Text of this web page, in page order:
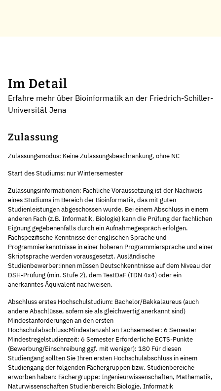
Im Detail
Erfahre mehr über Bioinformatik an der Friedrich-Schiller-
Universität Jena
Zulassung
Zulassungsmodus: Keine Zulassungsbeschränkung, ohne NC
Start des Studiums: nur Wintersemester
Zulassungsinformationen: Fachliche Voraussetzung ist der Nachweis
eines Studiums im Bereich der Bioinformatik, das mit guten
Studienleistungen abgeschossen wurde. Bei einem Abschluss in einem
anderen Fach (z.B. Informatik, Biologie) kann die Prüfung der fachlichen
Eignung gegebenenfalls durch ein Aufnahmegespräch erfolgen.
Fachspezifische Kenntnisse der englischen Sprache und
Programmierkenntnisse in einer höheren Programmiersprache und einer
Skriptsprache werden vorausgesetzt. Ausländische
Studienbewerber:innen müssen Deutschkenntnisse auf dem Niveau der
DSH-Prüfung (min. Stufe 2), dem TestDaF (TDN 4x4) oder ein
anerkanntes Äquivalent nachweisen.
Abschluss erstes Hochschulstudium: Bachelor/Bakkalaureus (auch
andere Abschlüsse, sofern sie als gleichwertig anerkannt sind)
Mindestanforderungen an den ersten
Hochschulabschluss:Mindestanzahl an Fachsemester: 6 Semester
Mindestregelstudienzeit: 6 Semester Erforderliche ECTS-Punkte
(Bewerbung/Einschreibung ggf. mit weniger): 180 Für diesen
Studiengang sollten Sie Ihren ersten Hochschulabschluss in einem
Studiengang der folgenden Fächergruppen bzw. Studienbereiche
erworben haben: Fächergruppe: Ingenieurwissenschaften, Mathematik,
Naturwissenschaften Studienbereich: Biologie, Informatik